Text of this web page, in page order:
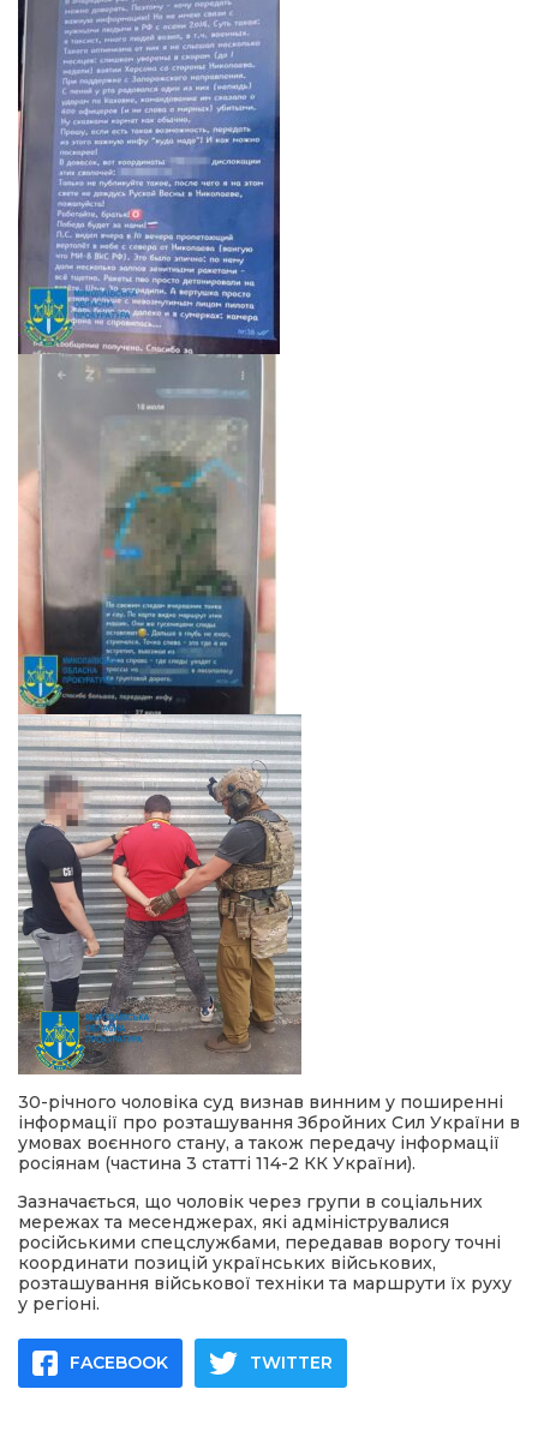
політика
30-річного чоловіка суд визнав винним у поширенні
інформації про розташування Збройних Сил України в
умовах воєнного стану, а також передачу інформації
росіянам (частина 3 статті 114-2 КК України).
Зазначається, що чоловік через групи в соціальних
мережах та месенджерах, які адмініструвалися
російськими спецслужбами, передавав ворогу точні
координати позицій українських військових,
розташування військової техніки та маршрути їх руху
у регіоні.
FACEBOOK TWITTER